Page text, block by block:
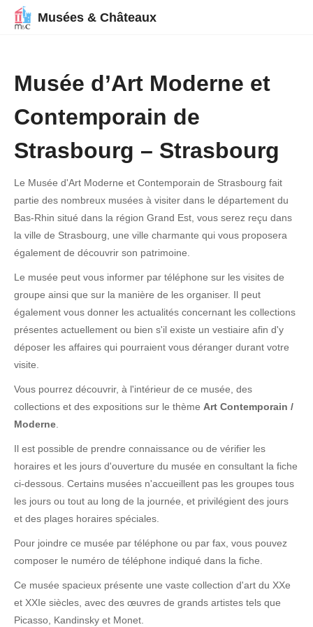
Musées & Châteaux
Musée d’Art Moderne et
Contemporain de
Strasbourg – Strasbourg
Le Musée d'Art Moderne et Contemporain de Strasbourg fait
partie des nombreux musées à visiter dans le département du
Bas-Rhin situé dans la région Grand Est, vous serez reçu dans
la ville de Strasbourg, une ville charmante qui vous proposera
également de découvrir son patrimoine.
Le musée peut vous informer par téléphone sur les visites de
groupe ainsi que sur la manière de les organiser. Il peut
également vous donner les actualités concernant les collections
présentes actuellement ou bien s'il existe un vestiaire afin d'y
déposer les affaires qui pourraient vous déranger durant votre
visite.
Vous pourrez découvrir, à l'intérieur de ce musée, des
collections et des expositions sur le thème Art Contemporain /
Moderne
Il est possible de prendre connaissance ou de vérifier les
horaires et les jours d'ouverture du musée en consultant la fiche
ci-dessous. Certains musées n'accueillent pas les groupes tous
les jours ou tout au long de la journée, et privilégient des jours
et des plages horaires spéciales.
Pour joindre ce musée par téléphone ou par fax, vous pouvez
composer le numéro de téléphone indiqué dans la fiche.
Ce musée spacieux présente une vaste collection d'art du XXe
et XXIe siècles, avec des œuvres de grands artistes tels que
Picasso, Kandinsky et Monet.